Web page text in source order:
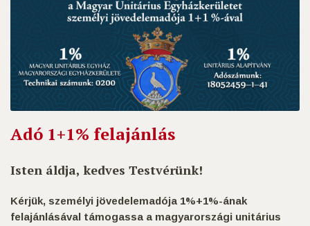
Adó 1+1% felajánlás
Isten áldja, kedves Testvérünk!
Kérjük, személyi jövedelemadója 1%+1%-ának
felajánlásával támogassa a magyarországi unitárius